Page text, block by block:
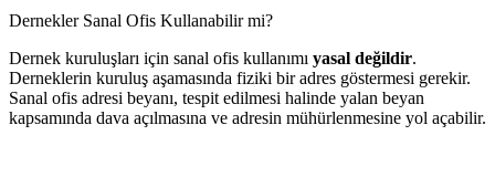
Dernekler Sanal Ofis Kullanabilir mi?
Dernek kuruluşları için sanal ofis kullanımı yasal değildir.
Derneklerin kuruluş aşamasında fiziki bir adres göstermesi gerekir.
Sanal ofis adresi beyanı, tespit edilmesi halinde yalan beyan
kapsamında dava açılmasına ve adresin mühürlenmesine yol açabilir.